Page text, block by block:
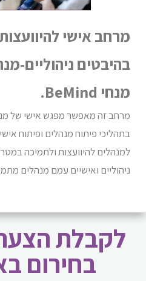
מרחב אישי
בהיבטים ניהוליים-
מנחי BeMind.
מרחב זה מאפשר מפגש אישי של
בתהליכי פיתוח מנהלים ופיתוח
למנהלים להיוועצות ולתמיכה
ניהוליים ואישיים עמם מנהלים
לקבלת
בחירום